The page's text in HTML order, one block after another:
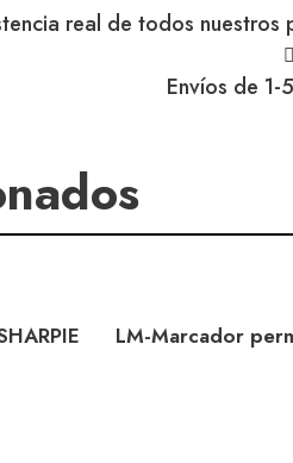
real de todos
Envíos de 1-
LM-Marcador